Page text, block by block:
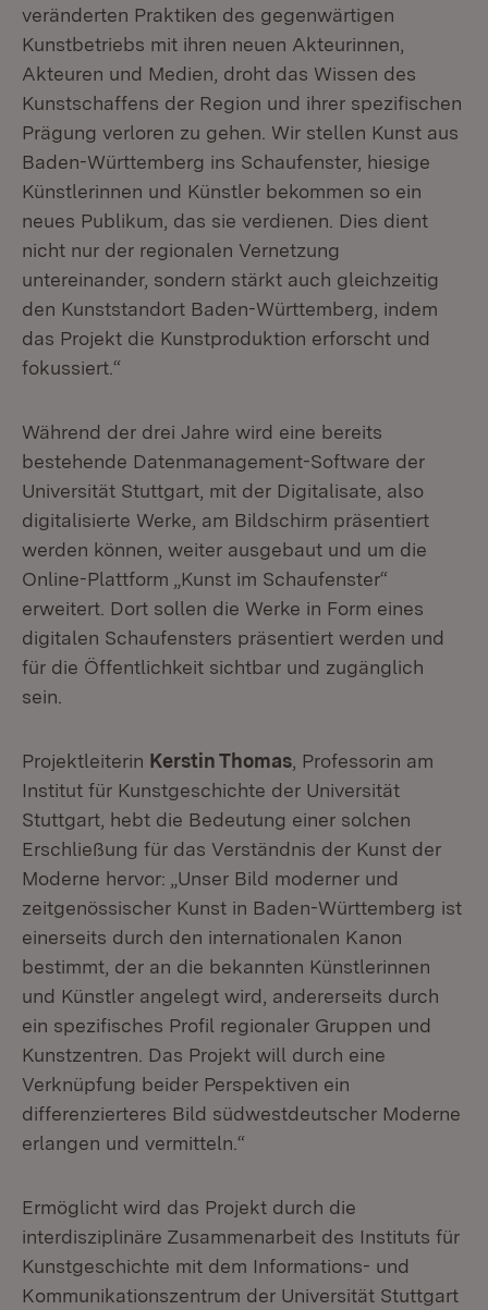
veränderten Praktiken des gegenwärtigen
Kunstbetriebs mit ihren neuen Akteurinnen,
Akteuren und Medien, droht das Wissen des
Kunstschaffens der Region und ihrer spezifischen
Prägung verloren zu gehen. Wir stellen Kunst aus
Baden-Württemberg ins Schaufenster, hiesige
Künstlerinnen und Künstler bekommen so ein
neues Publikum, das sie verdienen. Dies dient
nicht nur der regionalen Vernetzung
untereinander, sondern stärkt auch gleichzeitig
den Kunststandort Baden-Württemberg, indem
das Projekt die Kunstproduktion erforscht und
fokussiert.“
Während der drei Jahre wird eine bereits
bestehende Datenmanagement-Software der
Universität Stuttgart, mit der Digitalisate, also
digitalisierte Werke, am Bildschirm präsentiert
werden können, weiter ausgebaut und um die
Online-Plattform „Kunst im Schaufenster“
erweitert. Dort sollen die Werke in Form eines
digitalen Schaufensters präsentiert werden und
für die Öffentlichkeit sichtbar und zugänglich
sein.
Projektleiterin Kerstin Thomas , Professorin am
Institut für Kunstgeschichte der Universität
Stuttgart, hebt die Bedeutung einer solchen
Erschließung für das Verständnis der Kunst der
Moderne hervor: „Unser Bild moderner und
zeitgenössischer Kunst in Baden-Württemberg ist
einerseits durch den internationalen Kanon
bestimmt, der an die bekannten Künstlerinnen
und Künstler angelegt wird, andererseits durch
ein spezifisches Profil regionaler Gruppen und
Kunstzentren. Das Projekt will durch eine
Verknüpfung beider Perspektiven ein
differenzierteres Bild südwestdeutscher Moderne
erlangen und vermitteln.“
Ermöglicht wird das Projekt durch die
interdisziplinäre Zusammenarbeit des Instituts für
Kunstgeschichte mit dem Informations- und
Kommunikationszentrum der Universität Stuttgart